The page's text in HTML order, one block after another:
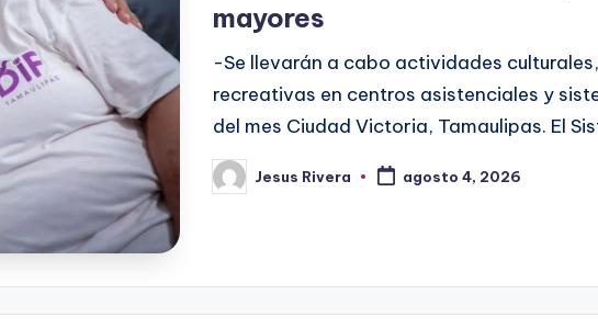
mayores
-Se llevarán a cabo actividades
recreativas en centros asistenciales y
del mes Ciudad Victoria, Tamaulipas. El
Publicado
por
Jesus Rivera agosto 4, 2026